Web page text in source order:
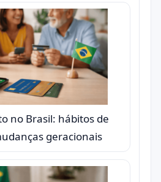
no Brasil: hábitos de
geracionais